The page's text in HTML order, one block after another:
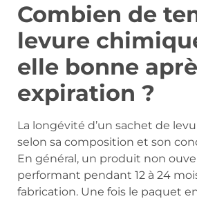
Combien de
levure
elle bonne
expiration ?
La longévité d’un sachet de
selon sa composition et son
En général, un produit non
performant pendant 12 à 24
fabrication. Une fois le paquet